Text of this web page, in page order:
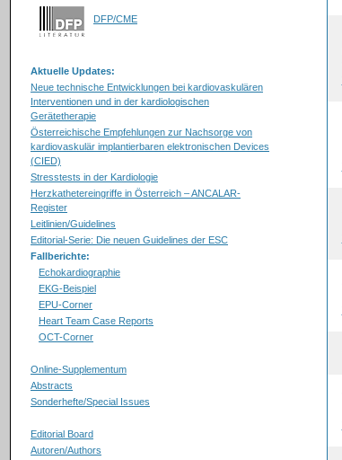
DFP/CME
Aktuelle Updates:
Neue technische Entwicklungen bei kardiovaskulären
Interventionen und in der kardiologischen
Gerätetherapie
Österreichische Empfehlungen zur Nachsorge von
kardiovaskulär implantierbaren elektronischen Devices
(CIED)
Stresstests in der Kardiologie
Herzkathetereingriffe in Österreich – ANCALAR-
Register
Leitlinien/Guidelines
Editorial-Serie: Die neuen Guidelines der ESC
Fallberichte:
Echokardiographie
EKG-Beispiel
EPU-Corner
Heart Team Case Reports
OCT-Corner
Online-Supplementum
Abstracts
Sonderhefte/Special Issues
Editorial Board
Autoren/Authors